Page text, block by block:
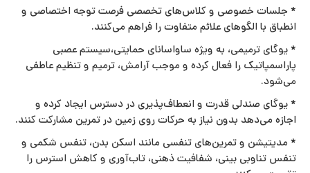
* جلسات خصوصی و کلاس‌های تخصصی فرصت توجه اختصاصی و
انطباق با الگوهای علائم متفاوت را فراهم می‌کنند.
* یوگای ترمیمی، به‌ ویژه ساواسانای حمایتی،سیستم عصبی
پاراسمپاتیک را فعال کرده و موجب آرامش، ترمیم و تنظیم عاطفی
می‌شود.
* یوگای صندلی قدرت و انعطاف‌پذیری در دسترس ایجاد کرده و
اجازه می‌دهد بدون نیاز به حرکات روی زمین در تمرین مشارکت کنند.
* مدیتیشن و تمرین‌های تنفسی مانند اسکن بدن، تنفس شکمی و
تنفس تناوبی بینی، شفافیت ذهنی، تاب‌آوری و کاهش استرس را